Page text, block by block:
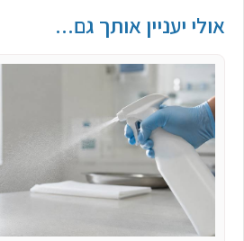
אולי יעניין אותך גם...